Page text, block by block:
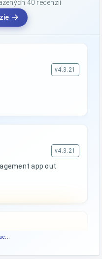
40 recenzií
arrow_forward
v4.3.21
v4.3.21
app out